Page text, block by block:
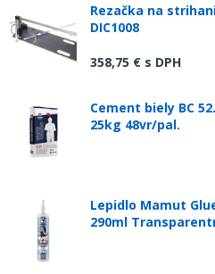
Rezačka na
DIC1008
358,75 € s DPH
Cement biely BC
25kg 48vr/pal.
Lepidlo Mamut
290ml